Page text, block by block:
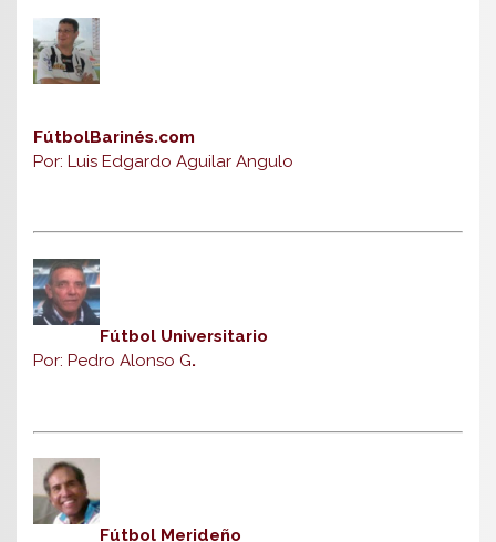
FútbolBarinés.com
Por: Luis Edgardo Aguilar Angulo
Fútbol Universitario
Por: Pedro Alonso G.
Fútbol Merideño